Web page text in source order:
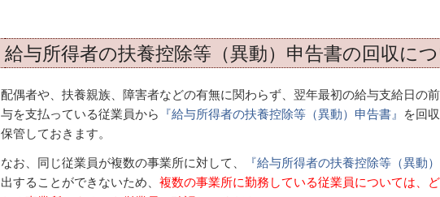
給与所得者の扶養控除等（異動）申告書の回収に
配偶者や、扶養親族、障害者などの有無に関わらず、翌年最初の給与支給日の
与を支払っている従業員から
『給与所得者の扶養控除等（異動）申告書』
を回
保管しておきます。
なお、同じ従業員が複数の事業所に対して、 『給与所得者の扶養控除等（異動）
出することができないため、 複数の事業所に勤務している従業員については